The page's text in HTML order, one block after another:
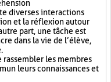
diverses interactions
et la réflexion autour
part, une tâche est
dans la vie de l’élève,
les membres
leurs connaissances et